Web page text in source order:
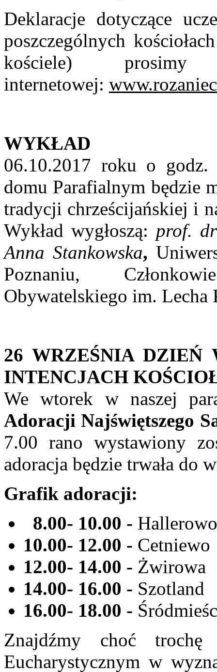
Deklaracje dotyczące
poszczególnych
kościele)
internetowej:
WYKŁAD
06.10.2017 roku o
domu Parafialnym będzie
tradycji chrześcijańskiej i
Wykład wygłoszą: prof.
Anna Stankowska,
Poznaniu,
Obywatelskiego im. Lecha
26 WRZEŚNIA DZIEŃ
INTENCJACH
We wtorek w naszej
Adoracji Najświętszego
7.00 rano wystawiony
adoracja będzie trwała do
Grafik adoracji:
8.00- 10.00 - Hallerowo
10.00- 12.00 - Cetniewo
12.00- 14.00 - Żwirowa
14.00- 16.00 - Szotland
16.00- 18.00 -
Znajdźmy choć
Eucharystycznym w